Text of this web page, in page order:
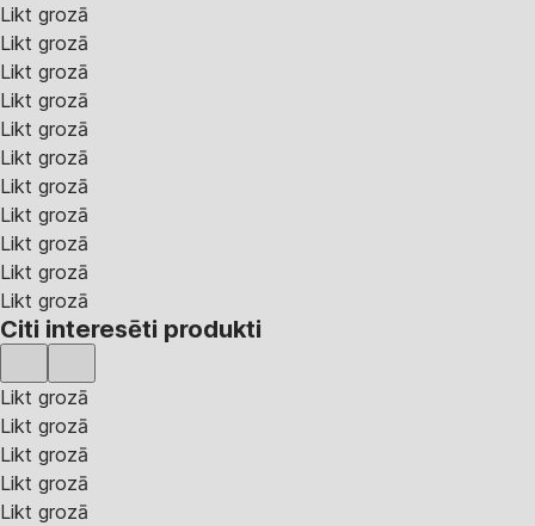
Likt grozā
Likt grozā
Likt grozā
Likt grozā
Likt grozā
Likt grozā
Likt grozā
Likt grozā
Likt grozā
Likt grozā
Likt grozā
Citi interesēti produkti
Likt grozā
Likt grozā
Likt grozā
Likt grozā
Likt grozā